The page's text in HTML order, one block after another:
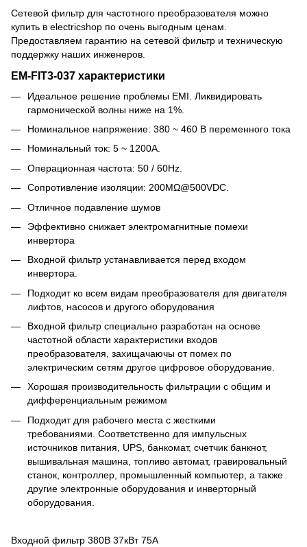
Сетевой фильтр для частотного преобразователя можно
купить в electricshop по очень выгодным ценам.
Предоставляем гарантию на сетевой фильтр и техническую
поддержку наших инженеров.
EM-FIT3-037 характеристики
Идеальное решение проблемы EMI. Ликвидировать
гармонической волны ниже на 1%.
Номинальное напряжение: 380 ~ 460 В переменного тока
Номинальный ток: 5 ~ 1200A.
Операционная частота: 50 / 60Hz.
Сопротивление изоляции: 200MΩ@500VDC.
Отличное подавление шумов
Эффективно снижает электромагнитные помехи
инвертора
Входной фильтр устанавливается перед входом
инвертора.
Подходит ко всем видам преобразователя для двигателя
лифтов, насосов и другого оборудования
Входной фильтр специально разработан на основе
частотной области характеристики входов
преобразователя, захищачаючы от помех по
электрическим сетям другое цифровое оборудование.
Хорошая производительность фильтрации с общим и
дифференциальным режимом
Подходит для рабочего места с жесткими
требованиями. Cоответственно для импульсных
источников питания, UPS, банкомат, счетчик банкнот,
вышивальная машина, топливо автомат, гравировальный
станок, контроллер, промышленный компьютер, а также
другие электронные оборудования и инверторный
оборудования.
Входной фильтр 380В 37кВт 75А